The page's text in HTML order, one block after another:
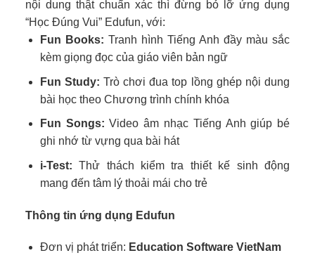
nội dung thật chuẩn xác thì đừng bỏ lỡ ứng dụng
“Học Đúng Vui” Edufun, với:
Fun Books: Tranh hình Tiếng Anh đầy màu sắc
kèm giọng đọc của giáo viên bản ngữ
Fun Study: Trò chơi đua top lồng ghép nội dung
bài học theo Chương trình chính khóa
Fun Songs: Video âm nhạc Tiếng Anh giúp bé
ghi nhớ từ vựng qua bài hát
i-Test: Thử thách kiểm tra thiết kế sinh động
mang đến tâm lý thoải mái cho trẻ
Thông tin ứng dụng Edufun
Đơn vị phát triển: Education Software VietNam